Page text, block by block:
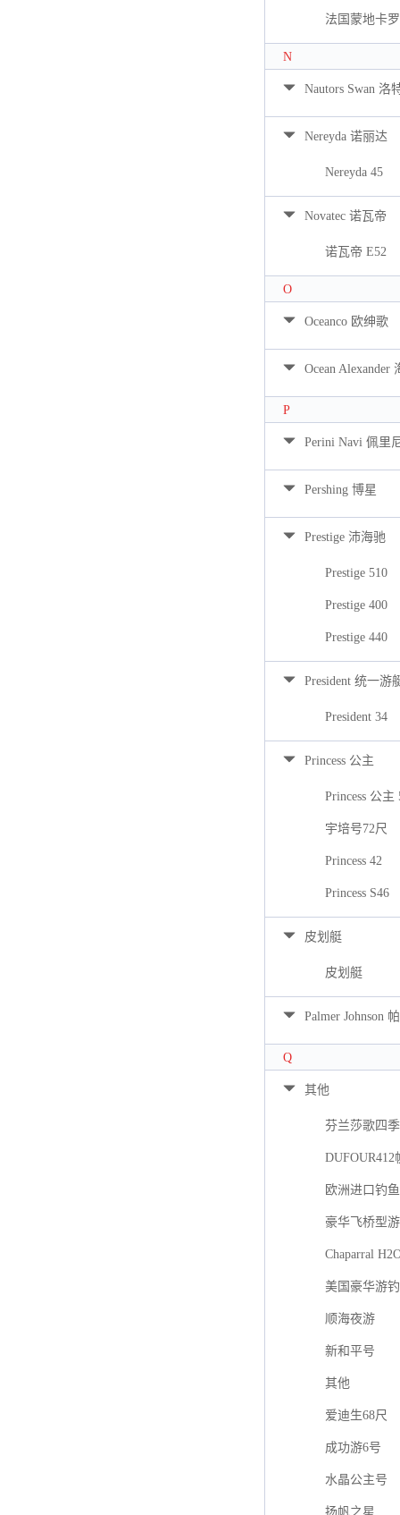
法国蒙地卡
N
Nautors Swan 洛
Nereyda 诺丽达
Nereyda 45
Novatec 诺瓦帝
诺瓦帝 E52
O
Oceanco 欧绅歌
Ocean Alexander
P
Perini Navi 佩里
Pershing 博星
Prestige 沛海驰
Prestige 510
Prestige 400
Prestige 440
President 统一游
President 34
Princess 公主
Princess 公主
宇培号72尺
Princess 42
Princess S46
皮划艇
皮划艇
Palmer Johnson
Q
其他
芬兰莎歌四
DUFOUR412
欧洲进口钓
豪华飞桥型
Chaparral
美国豪华游
顺海夜游
新和平号
其他
爱迪生68尺
成功游6号
水晶公主号
扬帆之星